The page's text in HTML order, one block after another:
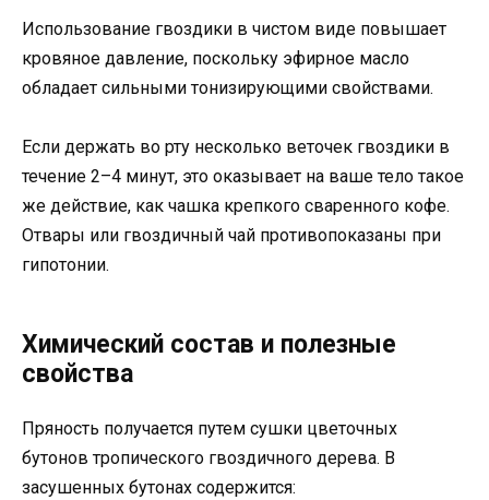
Использование гвоздики в чистом виде повышает
кровяное давление, поскольку эфирное масло
обладает сильными тонизирующими свойствами.
Если держать во рту несколько веточек гвоздики в
течение 2–4 минут, это оказывает на ваше тело такое
же действие, как чашка крепкого сваренного кофе.
Отвары или гвоздичный чай противопоказаны при
гипотонии.
Химический состав и полезные
свойства
Пряность получается путем сушки цветочных
бутонов тропического гвоздичного дерева. В
засушенных бутонах содержится: